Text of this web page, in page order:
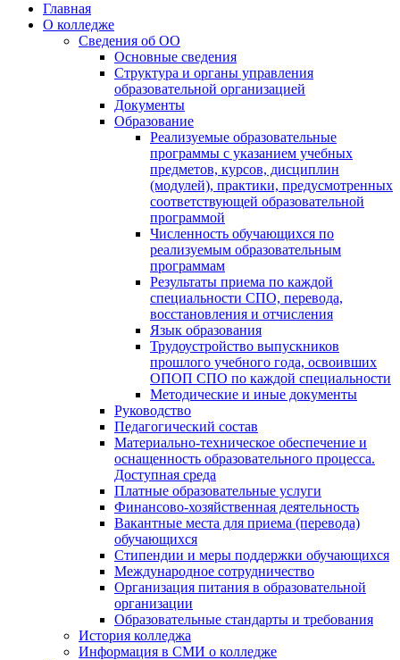
Главная
О колледже
Сведения об ОО
Основные сведения
Структура и органы управления
образовательной организацией
Документы
Образование
Реализуемые образовательные
программы с указанием учебных
предметов, курсов, дисциплин
(модулей), практики, предусмотренных
соответствующей образовательной
программой
Численность обучающихся по
реализуемым образовательным
программам
Результаты приема по каждой
специальности СПО, перевода,
восстановления и отчисления
Язык образования
Трудоустройство выпускников
прошлого учебного года, освоивших
ОПОП СПО по каждой специальности
Методические и иные документы
Руководство
Педагогический состав
Материально-техническое обеспечение и
оснащенность образовательного процесса.
Доступная среда
Платные образовательные услуги
Финансово-хозяйственная деятельность
Вакантные места для приема (перевода)
обучающихся
Стипендии и меры поддержки обучающихся
Международное сотрудничество
Организация питания в образовательной
организации
Образовательные стандарты и требования
История колледжа
Информация в СМИ о колледже